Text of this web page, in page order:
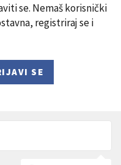
se. Nemaš korisnički
registriraj se i
SE